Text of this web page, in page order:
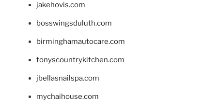
jakehovis.com
bosswingsduluth.com
birminghamautocare.com
tonyscountrykitchen.com
jbellasnailspa.com
mychaihouse.com